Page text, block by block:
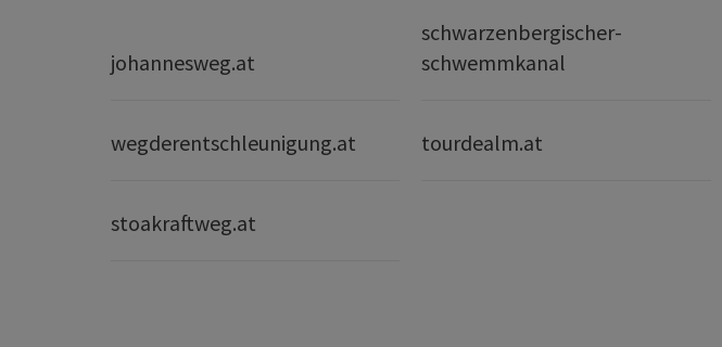
johannesweg.at
schwarzenbergischer-
schwemmkanal
wegderentschleunigung.at tourdealm.at
stoakraftweg.at